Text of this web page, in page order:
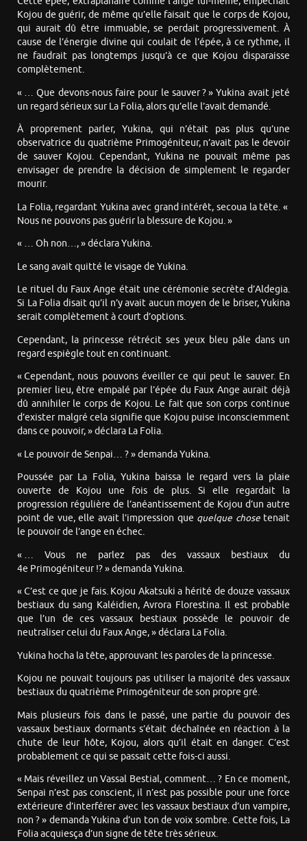
Kojou de guérir, de même qu’elle faisait que le corps de Kojou,
qui aurait dû être immuable, se perdait progressivement. À
cause de l’énergie divine qui coulait de l’épée, à ce rythme, il
ne faudrait pas longtemps jusqu’à ce que Kojou disparaisse
complètement.
« … Que devons-nous faire pour le sauver ? » Yukina avait jeté
un regard sérieux sur La Folia, alors qu’elle l’avait demandé.
À proprement parler, Yukina, qui n’était pas plus qu’une
observatrice du quatrième Primogéniteur, n’avait pas le devoir
de sauver Kojou. Cependant, Yukina ne pouvait même pas
envisager de prendre la décision de simplement le regarder
mourir.
La Folia, regardant Yukina avec grand intérêt, secoua la tête. «
Nous ne pouvons pas guérir la blessure de Kojou. »
« … Oh non…, » déclara Yukina.
Le sang avait quitté le visage de Yukina.
Le rituel du Faux Ange était une cérémonie secrète d’Aldegia.
Si La Folia disait qu’il n’y avait aucun moyen de le briser, Yukina
serait complètement à court d’options.
Cependant, la princesse rétrécit ses yeux bleu pâle dans un
regard espiègle tout en continuant.
« Cependant, nous pouvons éveiller ce qui peut le sauver. En
premier lieu, être empalé par l’épée du Faux Ange aurait déjà
dû annihiler le corps de Kojou. Le fait que son corps continue
d’exister malgré cela signifie que Kojou puise inconsciemment
dans ce pouvoir, » déclara La Folia.
« Le pouvoir de Senpai… ? » demanda Yukina.
Poussée par La Folia, Yukina baissa le regard vers la plaie
ouverte de Kojou une fois de plus. Si elle regardait la
progression régulière de l’anéantissement de Kojou d’un autre
point de vue, elle avait l’impression que quelque chosetenait
le pouvoir de l’ange en échec.
« … Vous ne parlez pas des vassaux bestiaux du
4e Primogéniteur !? » demanda Yukina.
« C’est ce que je fais. Kojou Akatsuki a hérité de douze vassaux
bestiaux du sang Kaléidien, Avrora Florestina. Il est probable
que l’un de ces vassaux bestiaux possède le pouvoir de
neutraliser celui du Faux Ange, » déclara La Folia.
Yukina hocha la tête, approuvant les paroles de la princesse.
Kojou ne pouvait toujours pas utiliser la majorité des vassaux
bestiaux du quatrième Primogéniteur de son propre gré.
Mais plusieurs fois dans le passé, une partie du pouvoir des
vassaux bestiaux dormants s’était déchaînée en réaction à la
chute de leur hôte, Kojou, alors qu’il était en danger. C’est
probablement ce qui se passait cette fois-ci aussi.
« Mais réveillez un Vassal Bestial, comment… ? En ce moment,
Senpai n’est pas conscient, il n’est pas possible pour une force
extérieure d’interférer avec les vassaux bestiaux d’un vampire,
non ? » demanda Yukina d’un ton de voix sombre. Cette fois, La
Folia acquiesça d’un signe de tête très sérieux.